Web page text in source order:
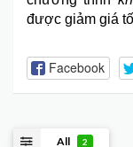
được giảm giá
Facebook
All 2